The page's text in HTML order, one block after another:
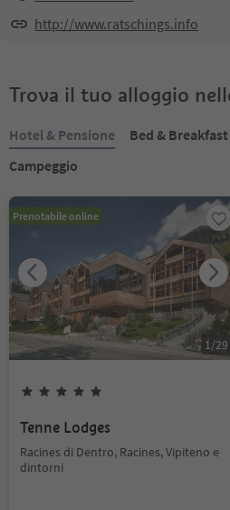
http://www.ratschings.info
Trova il tuo alloggio
Hotel & Pensione Bed & Breakfast
Campeggio
Prenotabile online
1/29
Tenne Lodges
Racines di Dentro, Racines, Vipiteno e
dintorni